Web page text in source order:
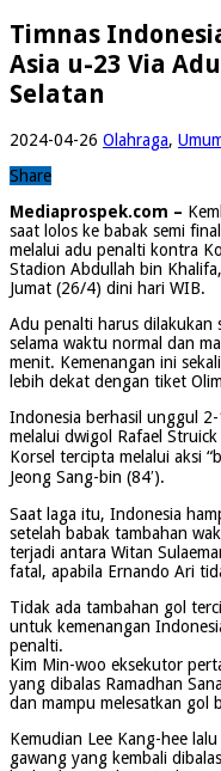
Timnas
Asia u-23 Via
Selatan
2024-04-26 Olahraga,
Share
Mediaprospek.com –
saat lolos ke babak semi
melalui adu penalti kontra
Stadion Abdullah bin
Jumat (26/4) dini hari WIB.
Adu penalti harus dilakukan
selama waktu normal dan
menit. Kemenangan ini
lebih dekat dengan tiket
Indonesia berhasil unggul
melalui dwigol Rafael
Korsel tercipta melalui aksi
Jeong Sang-bin (84′).
Saat laga itu, Indonesia
setelah babak tambahan
terjadi antara Witan
fatal, apabila Ernando Ari
Tidak ada tambahan gol
untuk kemenangan
penalti.
Kim Min-woo eksekutor
yang dibalas Ramadhan
dan mampu melesatkan gol
Kemudian Lee Kang-hee
gawang yang kembali